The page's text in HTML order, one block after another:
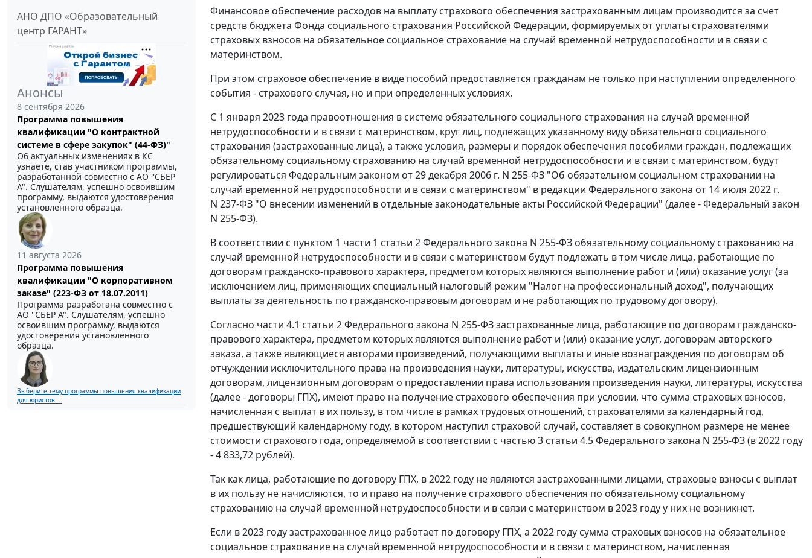
АНО ДПО «Образовательный
центр ГАРАНТ»
Анонсы
8 сентября 2026
Программа повышения
квалификации "О контрактной
системе в сфере закупок" (44-ФЗ)"
Об актуальных изменениях в КС
узнаете, став участником программы,
разработанной совместно с АО ''СБЕР
А". Слушателям, успешно освоившим
программу, выдаются удостоверения
установленного образца.
11 августа 2026
Программа повышения
квалификации "О корпоративном
заказе" (223-ФЗ от 18.07.2011)
Программа разработана совместно с
АО ''СБЕР А". Слушателям, успешно
освоившим программу, выдаются
удостоверения установленного
образца.
Выберите тему программы повышения квалификации
для юристов ...
Финансовое обеспечение расходов на выплату страхового обеспечения застрахованным лицам производится за счет
средств бюджета Фонда социального страхования Российской Федерации, формируемых от уплаты страхователями
страховых взносов на обязательное социальное страхование на случай временной нетрудоспособности и в связи с
материнством.
При этом страховое обеспечение в виде пособий предоставляется гражданам не только при наступлении определенного
события - страхового случая, но и при определенных условиях.
С 1 января 2023 года правоотношения в системе обязательного социального страхования на случай временной
нетрудоспособности и в связи с материнством, круг лиц, подлежащих указанному виду обязательного социального
страхования (застрахованные лица), а также условия, размеры и порядок обеспечения пособиями граждан, подлежащих
обязательному социальному страхованию на случай временной нетрудоспособности и в связи с материнством, будут
регулироваться Федеральным законом от 29 декабря 2006 г. N 255-ФЗ "Об обязательном социальном страховании на
случай временной нетрудоспособности и в связи с материнством" в редакции Федерального закона от 14 июля 2022 г.
N 237-ФЗ "О внесении изменений в отдельные законодательные акты Российской Федерации" (далее - Федеральный закон
N 255-ФЗ).
В соответствии с пунктом 1 части 1 статьи 2 Федерального закона N 255-ФЗ обязательному социальному страхованию на
случай временной нетрудоспособности и в связи с материнством будут подлежать в том числе лица, работающие по
договорам гражданско-правового характера, предметом которых являются выполнение работ и (или) оказание услуг (за
исключением лиц, применяющих специальный налоговый режим "Налог на профессиональный доход", получающих
выплаты за деятельность по гражданско-правовым договорам и не работающих по трудовому договору).
Согласно части 4.1 статьи 2 Федерального закона N 255-ФЗ застрахованные лица, работающие по договорам гражданско-
правового характера, предметом которых являются выполнение работ и (или) оказание услуг, договорам авторского
заказа, а также являющиеся авторами произведений, получающими выплаты и иные вознаграждения по договорам об
отчуждении исключительного права на произведения науки, литературы, искусства, издательским лицензионным
договорам, лицензионным договорам о предоставлении права использования произведения науки, литературы, искусства
(далее - договоры ГПХ), имеют право на получение страхового обеспечения при условии, что сумма страховых взносов,
начисленная с выплат в их пользу, в том числе в рамках трудовых отношений, страхователями за календарный год,
предшествующий календарному году, в котором наступил страховой случай, составляет в совокупном размере не менее
стоимости страхового года, определяемой в соответствии с частью 3 статьи 4.5 Федерального закона N 255-ФЗ (в 2022 году
- 4 833,72 рублей).
Так как лица, работающие по договору ГПХ, в 2022 году не являются застрахованными лицами, страховые взносы с выплат
в их пользу не начисляются, то и право на получение страхового обеспечения по обязательному социальному
страхованию на случай временной нетрудоспособности и в связи с материнством в 2023 году у них не возникнет.
Если в 2023 году застрахованное лицо работает по договору ГПХ, а 2022 году сумма страховых взносов на обязательное
социальное страхование на случай временной нетрудоспособности и в связи с материнством, начисленная